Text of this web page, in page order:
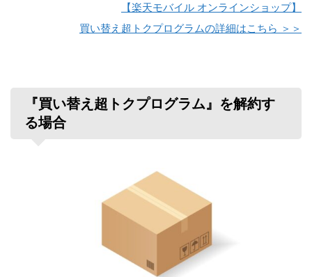
【楽天モバイル オンラインショップ】
買い替え超トクプログラムの詳細はこちら ＞＞
『買い替え超トクプログラム』を解約す
る場合